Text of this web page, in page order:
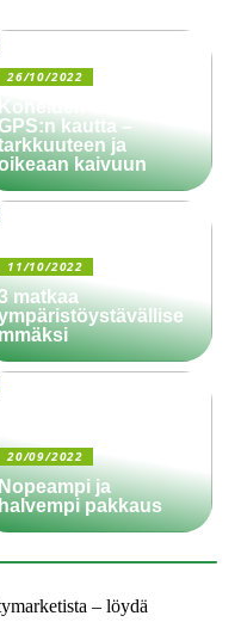
26/10/2022
ohjaus
kautta –
ja
kaivuun
11/10/2022
matkaa
20/09/2022
ja
pakkaus
– löydä